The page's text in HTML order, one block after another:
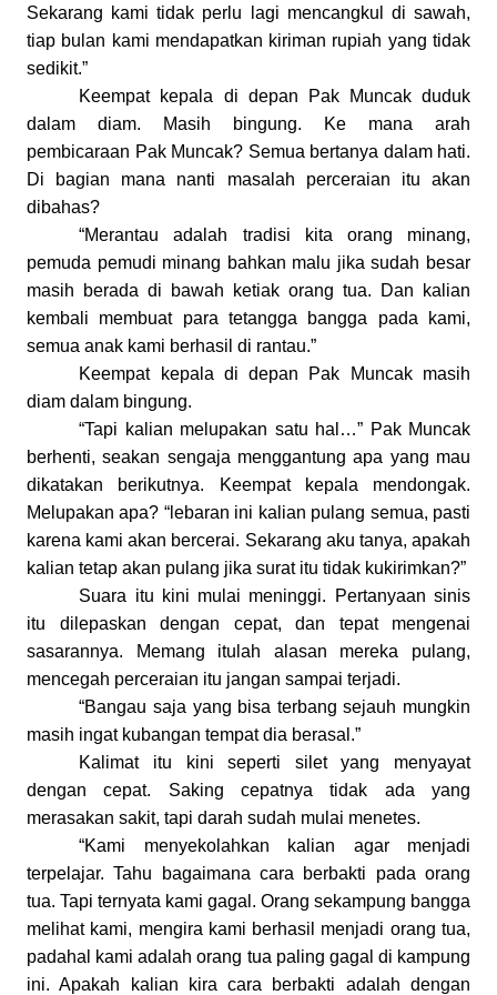
Sekarang kami tidak perlu lagi mencangkul di sawah,
tiap bulan kami mendapatkan kiriman rupiah yang tidak
sedikit.”
Keempat kepala di depan Pak Muncak duduk
dalam diam. Masih bingung. Ke
mana arah
pembicaraan Pak Muncak? Semua bertanya dalam hati.
Di bagian mana nanti masalah perceraian itu akan
dibahas?
“Merantau adalah tradisi kita orang minang,
pemuda pemudi minang bahkan malu jika sudah besar
masih berada di bawah ketiak orang tua. Dan kalian
kembali membuat para tetangga bangga pada kami,
semua anak kami berhasil di rantau.”
Keempat kepala di depan Pak Muncak masih
diam dalam bingung.
“Tapi kalian melupakan satu hal…” Pak Muncak
berhenti, seakan sengaja menggantung apa yang mau
dikatakan berikutnya. Keempat kepala mendongak.
Melupakan apa? “l ebaran ini kalian pulang semua, pasti
karena kami akan bercerai. Sekarang aku tanya, apakah
kalian tetap akan pulang jika surat itu tidak kukirimkan?”
Suara itu kini mulai meninggi. Pertanyaan sinis
itu dilepaskan dengan cepat, dan tepat mengenai
sasarannya. Memang itulah alasan mereka pulang,
mencegah perceraian itu jangan sampai terjadi.
“Bangau saja yang bisa terbangsejauh mungkin
masih ingat kubangan tempat dia berasal.”
Kalimat itu kini seperti silet yang menyayat
dengan cepat. Saking cepatnya tidak ada yang
merasakan sakit, tapi darah sudah mulai menetes.
“Kami menyekolahkan kalian agar menjadi
terpelajar. Tahu bagaimana cara berbakti pada orang
tua. Tapi ternyata kami gagal. Orang sekampung bangga
melihat kami, mengira kami berhasil menjadi orang tua,
padahal kami adalah orang tua paling gagal di kampung
ini. Apakah kalian kira cara berbakti adalah dengan